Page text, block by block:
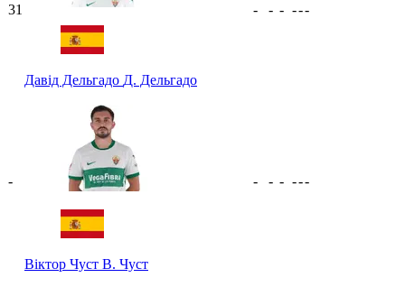
31
Давід Дельгадо Д. Дельгадо
- - - ---
-
Віктор Чуст В. Чуст
- - - ---